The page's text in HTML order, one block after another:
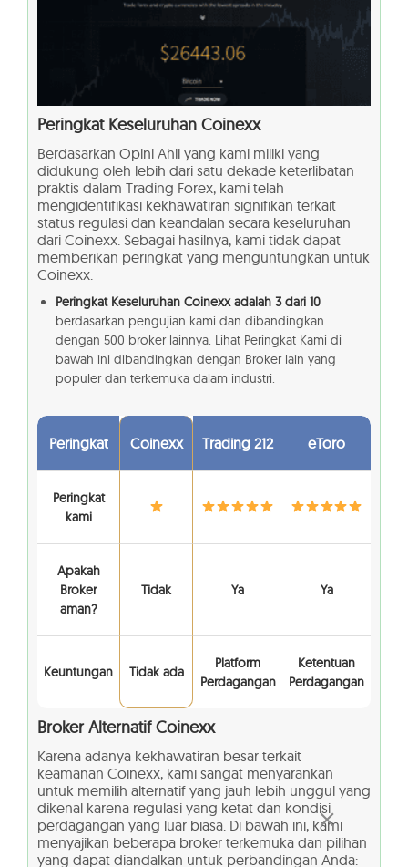
Peringkat Keseluruhan Coinexx
Berdasarkan Opini Ahli yang kami miliki yang
didukung oleh lebih dari satu dekade keterlibatan
praktis dalam Trading Forex, kami telah
mengidentifikasi kekhawatiran signifikan terkait
status regulasi dan keandalan secara keseluruhan
dari Coinexx. Sebagai hasilnya, kami tidak dapat
memberikan peringkat yang menguntungkan untuk
Coinexx.
Peringkat Keseluruhan Coinexx adalah 3 dari 10
berdasarkan pengujian kami dan dibandingkan
dengan 500 broker lainnya. Lihat Peringkat Kami di
bawah ini dibandingkan dengan Broker lain yang
populer dan terkemuka dalam industri.
Peringkat Coinexx Trading 212 eToro
Peringkat
kami
Apakah
Broker
aman?
Tidak Ya Ya
Keuntungan Tidak ada
Platform
Perdagangan
Ketentuan
Perdagangan
Broker AlternatifCoinexx
Karena adanya kekhawatiran besar terkait
keamanan Coinexx, kami sangat menyarankan
untuk memilih alternatif yang jauh lebih unggul yang
dikenal karena regulasi yang ketat dan kondisi
perdagangan yang luar biasa. Di bawah ini, kami
menyajikan beberapa broker terkemuka dan pilihan
yang dapat diandalkan untuk perbandingan Anda: